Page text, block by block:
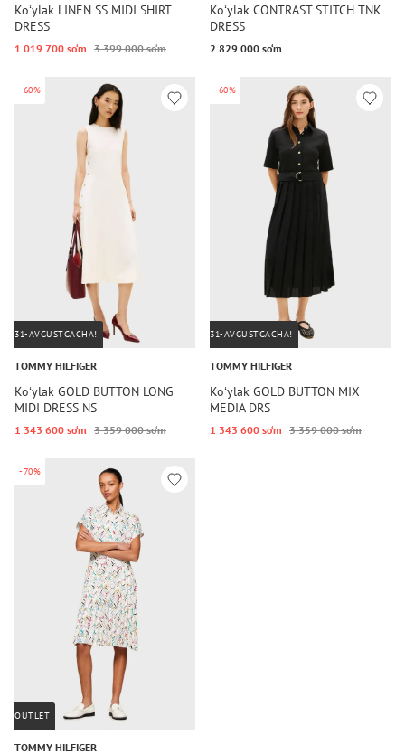
Koʻylak LINEN SS MIDI SHIRT
DRESS
1 019 700 so‘m 3 399 000 so‘m
Koʻylak CONTRAST STITCH TNK
DRESS
2 829 000 so‘m
-60%
31-AVGUSTGACHA!
TOMMY HILFIGER
Koʻylak GOLD BUTTON LONG
MIDI DRESS NS
1 343 600 so‘m 3 359 000 so‘m
-60%
31-AVGUSTGACHA!
TOMMY HILFIGER
Koʻylak GOLD BUTTON MIX
MEDIA DRS
1 343 600 so‘m 3 359 000 so‘m
-70%
OUTLET
TOMMY HILFIGER